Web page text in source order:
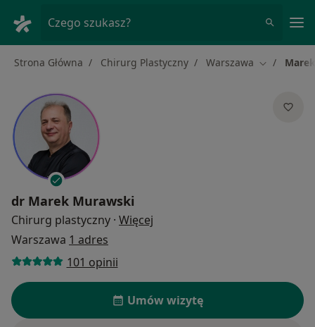
Czego szukasz?
Strona Główna Chirurg Plastyczny Warszawa Zmień
dr Marek Murawski
Chirurg plastyczny · Więcej
Warszawa 1 adres
101 opinii
Umów wizytę